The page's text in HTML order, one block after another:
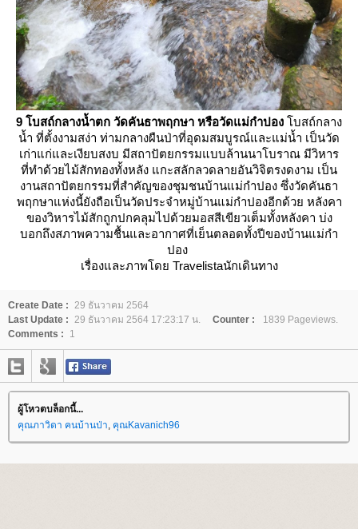
9 โบสถ์กลางน้ำตก วัดคันธาพฤกษา หรือวัดแม่กำปอง บสถ์กลาง
น้ำ ที่ตั้งงามสง่า ท่ามกลางผืนป่าที่อุดมสมบูรณ์และแม่น้ำ เป็นวัด
เก่าแก่และเงียบสงบ มีสถาปัตยกรรมแบบล้านนาโบราณ มีวิหาร
ที่ทำด้วยไม้สักทองทั้งหลัง แกะสลักลวดลายอันวิจิตรงดงาม เป็น
งานสถาปัตยกรรมที่สำคัญของชุมชนบ้านแม่กำปอง ซึ่งวัดคันธา
พฤกษาแห่งนี้ยังถือเป็นวัดประจำหมู่บ้านแม่กำปองอีกด้วย หลังคา
ของวิหารไม้สักถูกปกคลุมไปด้วยมอสสีเขียวเต็มทั้งหลังคา บ่ง
บอกถึงสภาพความชื้นและอากาศที่เย็นตลอดทั้งปีของบ้านแม่กำ
ปอง
เรื่องและภาพโดย Travelistaนักเดินทาง
Create Date : 29 ธันวาคม 2564
Last Update : 29 ธันวาคม 2564 17:23:17 น. Counter :
1839 Pageviews.
Comments :
1
ผู้โหวตบล็อกนี้...
คุณภาวิดา คนบ้านป่า, คุณKavanich96